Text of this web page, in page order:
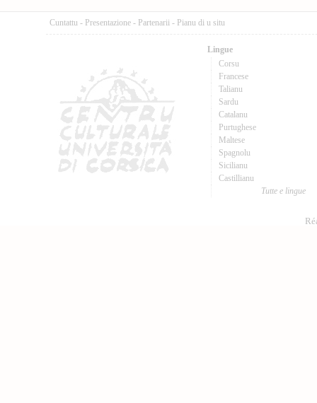
Cuntattu - Presentazione - Partenarii - Pianu di u situ
Lingue
Corsu
Francese
Talianu
Sardu
Catalanu
Purtughese
Maltese
Spagnolu
Sicilianu
Castillianu
Tutte e lingue